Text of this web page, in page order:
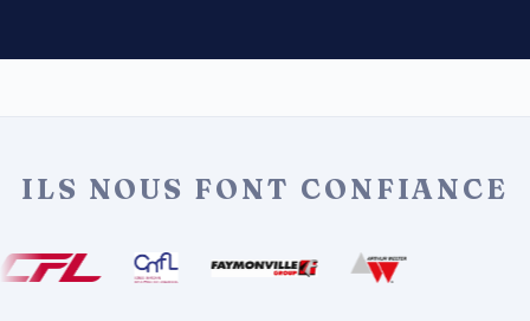
ILS NOUS FONT CONFIANCE